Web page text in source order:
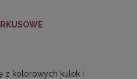
z kolorowych kulek i